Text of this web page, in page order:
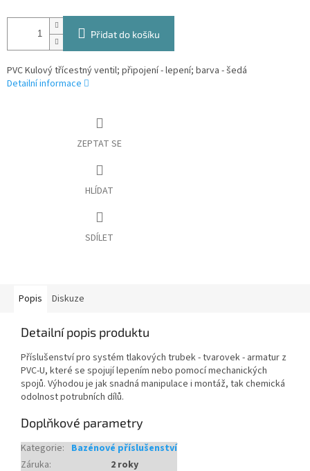
cena:
Přidat do košíku
PVC Kulový třícestný ventil; připojení - lepení; barva - šedá
Detailní informace
ZEPTAT SE
HLÍDAT
SDÍLET
Popis Diskuze
Detailní popis produktu
Příslušenství pro systém tlakových trubek - tvarovek - armatur z
PVC-U, které se spojují lepením nebo pomocí mechanických
spojů. Výhodou je jak snadná manipulace i montáž, tak chemická
odolnost potrubních dílů.
Doplňkové parametry
Kategorie: Bazénové příslušenství
Záruka: 2 roky